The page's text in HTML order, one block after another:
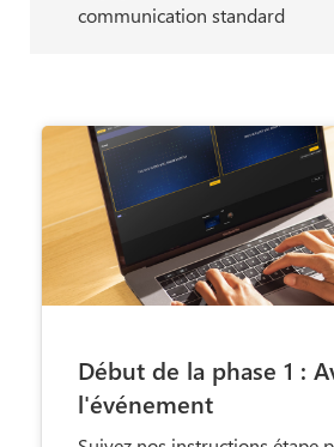
communication standard
Début de la phase 1 :
l'événement